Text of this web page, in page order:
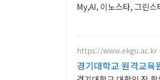
My,AI, 이노스타, 그린
https://www.ekgu.ac.kr
경기대학교 원격교육